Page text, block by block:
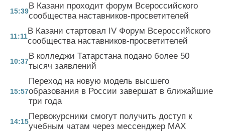
15:39
В Казани проходит форум Всероссийского
сообщества наставников-просветителей
11:11
В Казани стартовал IV Форум Всероссийского
сообщества наставников-просветителей
10:37
В колледжи Татарстана подано более 50
тысяч заявлений
15:57
Переход на новую модель высшего
образования в России завершат в ближайшие
три года
14:15
Первокурсники смогут получить доступ к
учебным чатам через мессенджер MAX